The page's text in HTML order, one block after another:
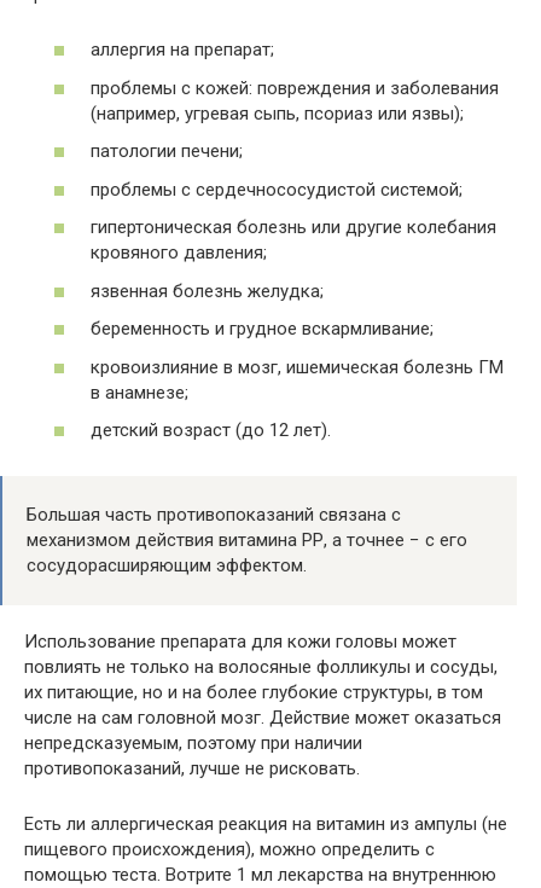
аллергия на препарат;
проблемы с кожей: повреждения и заболевания
(например, угревая сыпь, псориаз или язвы);
патологии печени;
проблемы с сердечнососудистой системой;
гипертоническая болезнь или другие колебания
кровяного давления;
язвенная болезнь желудка;
беременность и грудное вскармливание;
кровоизлияние в мозг, ишемическая болезнь ГМ
в анамнезе;
детский возраст (до 12 лет).
Большая часть противопоказаний связана с
механизмом действия витамина РР, а точнее − с его
сосудорасширяющим эффектом.
Использование препарата для кожи головы может
повлиять не только на волосяные фолликулы и сосуды,
их питающие, но и на более глубокие структуры, в том
числе на сам головной мозг. Действие может оказаться
непредсказуемым, поэтому при наличии
противопоказаний, лучше не рисковать.
Есть ли аллергическая реакция на витамин из ампулы (не
пищевого происхождения), можно определить с
помощью теста. Вотрите 1 мл лекарства на внутреннюю